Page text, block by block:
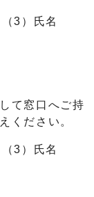
）氏名
て窓口へご持
ください。
）氏名